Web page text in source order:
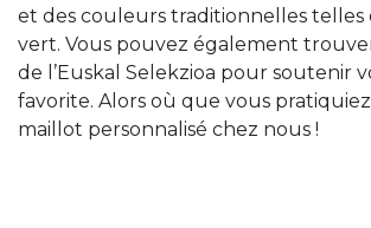
et des couleurs traditionnelles telles
vert. Vous pouvez également
de l’Euskal Selekzioa pour soutenir
favorite. Alors où que vous
maillot personnalisé chez nous !